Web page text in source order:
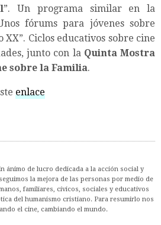
”. Un programa similar en la
fórums para jóvenes sobre
XX”. Ciclos educativos sobre cine
junto con la Quinta Mostra
sobre la Familia.
enlace
ánimo de lucro dedicada a la acción social y
la mejora de las personas por medio de
familiares, cívicos, sociales y educativos
del humanismo cristiano. Para resumirlo nos
el cine, cambiando el mundo.